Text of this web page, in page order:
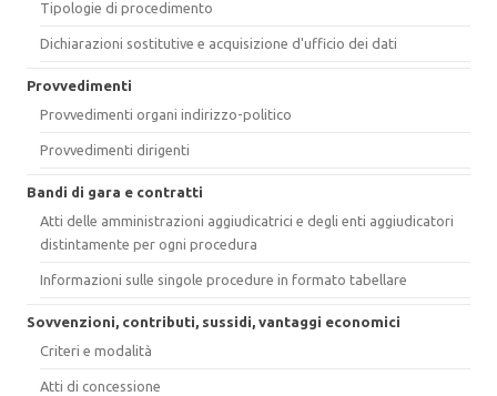
Tipologie di procedimento
Dichiarazioni sostitutive e acquisizione d'ufficio dei dati
Provvedimenti
Provvedimenti organi indirizzo-politico
Provvedimenti dirigenti
Bandi di gara e contratti
Atti delle amministrazioni aggiudicatrici e degli enti aggiudicatori
distintamente per ogni procedura
Informazioni sulle singole procedure in formato tabellare
Sovvenzioni, contributi, sussidi, vantaggi economici
Criteri e modalità
Atti di concessione